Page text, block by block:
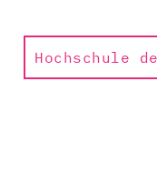
Hochschule